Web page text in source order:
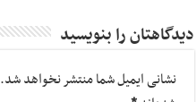
دیدگاهتان را بنویسید
نشانی ایمیل شما منتشر نخواهد شد.